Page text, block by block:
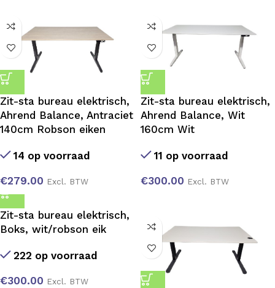
Zit-sta bureau elektrisch,
Ahrend Balance, Antraciet
140cm Robson eiken
14 op voorraad
€279.00 Excl. BTW
Zit-sta bureau elektrisch,
Ahrend Balance, Wit
160cm Wit
11 op voorraad
€300.00 Excl. BTW
Zit-sta bureau elektrisch,
Boks, wit/robson eik
222 op voorraad
€300.00 Excl. BTW